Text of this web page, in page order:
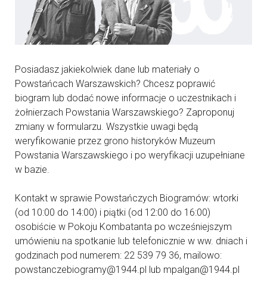
Posiadasz jakiekolwiek dane lub materiały o
Powstańcach Warszawskich? Chcesz poprawić
biogram lub dodać nowe informacje o uczestnikach i
żołnierzach Powstania Warszawskiego? Zaproponuj
zmiany w formularzu. Wszystkie uwagi będą
weryfikowanie przez grono historyków Muzeum
Powstania Warszawskiego i po weryfikacji uzupełniane
w bazie.
Kontakt w sprawie Powstańczych Biogramów: wtorki
(od 10:00 do 14:00) i piątki (od 12:00 do 16:00)
osobiście w Pokoju Kombatanta po wcześniejszym
umówieniu na spotkanie lub telefonicznie w ww. dniach i
godzinach pod numerem: 22 539 79 36, mailowo:
powstanczebiogramy@1944.pl lub mpalgan@1944.pl